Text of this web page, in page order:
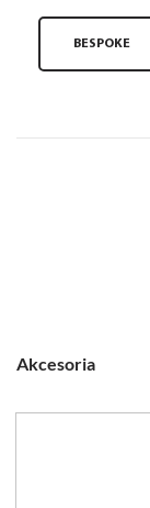
BESPOKE
Akcesoria